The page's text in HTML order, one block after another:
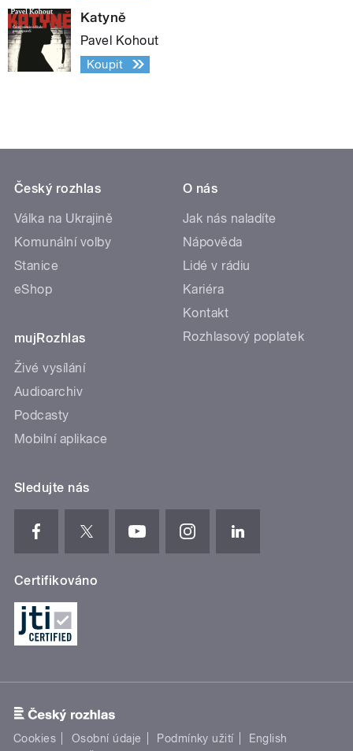
Katyně
Pavel Kohout
Koupit
Český rozhlas
Válka na Ukrajině
Komunální volby
Stanice
eShop
mujRozhlas
Živé vysílání
Audioarchiv
Podcasty
Mobilní aplikace
O nás
Jak nás naladíte
Nápověda
Lidé v rádiu
Kariéra
Kontakt
Rozhlasový poplatek
Sledujte nás
Certifikováno
Cookies Osobní údaje Podmínky užití
English